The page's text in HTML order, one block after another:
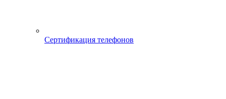
Сертификация телефонов